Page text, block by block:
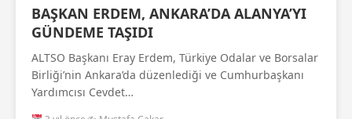
BAŞKAN ERDEM, ANKARA’DA ALANYA’YI
GÜNDEME TAŞIDI
ALTSO Başkanı Eray Erdem, Türkiye Odalar ve Borsalar
Birliği’nin Ankara’da düzenlediği ve Cumhurbaşkanı
Yardımcısı Cevdet…